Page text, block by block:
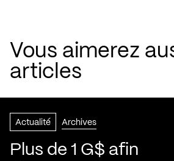
Vous aimerez
articles
Actualité Archives
Plus de 1 G$ afin